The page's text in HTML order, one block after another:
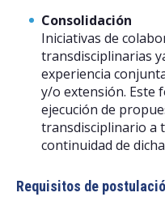
Consolidación
Iniciativas de
transdisciplinarias
experiencia
y/o extensión. Este
ejecución de
transdisciplinario a
continuidad de
Requisitos de